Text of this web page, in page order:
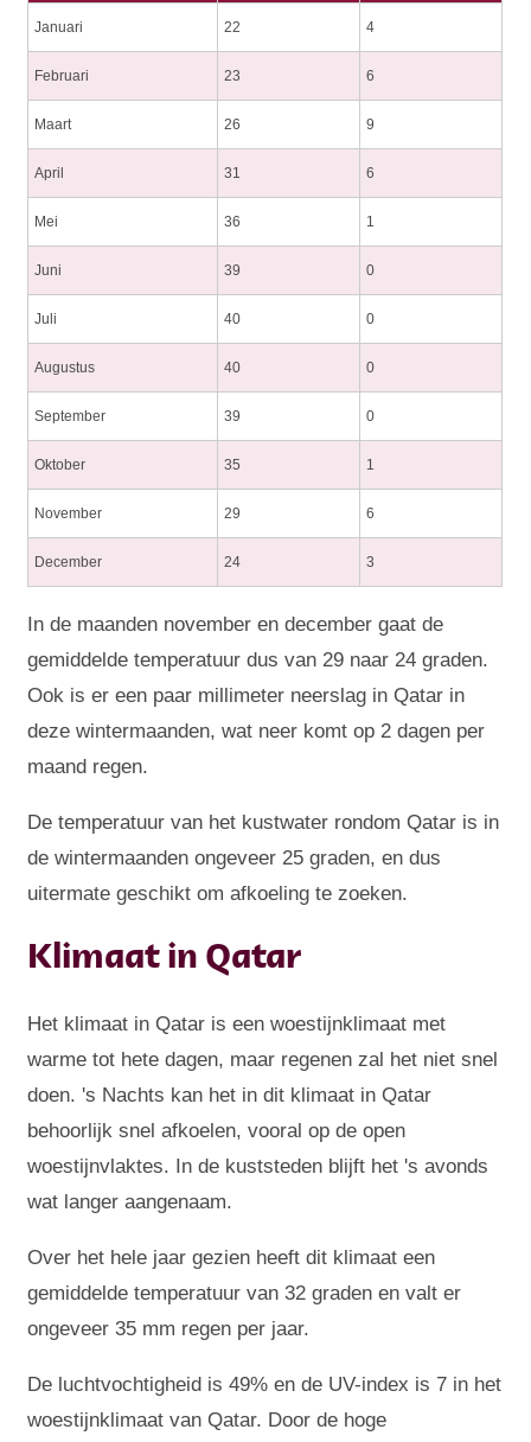
Januari 22 4
Februari 23 6
Maart 26 9
April 31 6
Mei 36 1
Juni 39 0
Juli 40 0
Augustus 40 0
September 39 0
Oktober 35 1
November 29 6
December 24 3
In de maanden november en december gaat de
gemiddelde temperatuur dus van 29 naar 24 graden.
Ook is er een paar millimeter neerslag in Qatar in
deze wintermaanden, wat neer komt op 2 dagen per
maand regen.
De temperatuur van het kustwater rondom Qatar is in
de wintermaanden ongeveer 25 graden, en dus
uitermate geschikt om afkoeling te zoeken.
Klimaat in Qatar
Het klimaat in Qatar is een woestijnklimaat met
warme tot hete dagen, maar regenen zal het niet snel
doen. 's Nachts kan het in dit klimaat in Qatar
behoorlijk snel afkoelen, vooral op de open
woestijnvlaktes. In de kuststeden blijft het 's avonds
wat langer aangenaam.
Over het hele jaar gezien heeft dit klimaat een
gemiddelde temperatuur van 32 graden en valt er
ongeveer 35 mm regen per jaar.
De luchtvochtigheid is 49% en de UV-index is 7 in het
woestijnklimaat van Qatar. Door de hoge